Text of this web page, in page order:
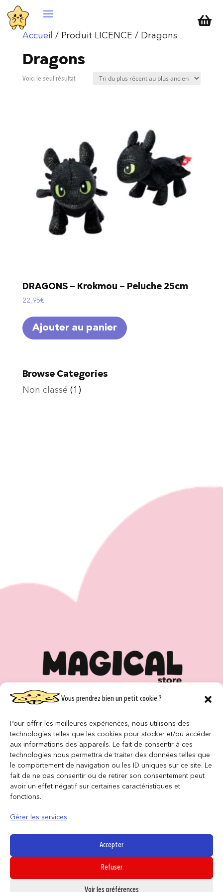
Vous prendrez bien un petit cookie ?
Pour offrir les meilleures expériences, nous utilisons des
technologies telles que les cookies pour stocker et/ou accéder
aux informations des appareils. Le fait de consentir à ces
technologies nous permettra de traiter des données telles que
le comportement de navigation ou les ID uniques sur ce site. Le
fait de ne pas consentir ou de retirer son consentement peut
avoir un effet négatif sur certaines caractéristiques et
fonctions.
Gérer les services
Accepter
Refuser
Voir les préférences

Accueil / Produit LICENCE / Dragons
Dragons
Voici le seul résultat
DRAGONS – Krokmou – Peluche 25cm
22,95€
Ajouter au panier
Browse Categories
Non classé (1)
CONTACT
NOS MAGASINS
QUI SOMMES NOUS ?
INFORMATIONS LÉGALES